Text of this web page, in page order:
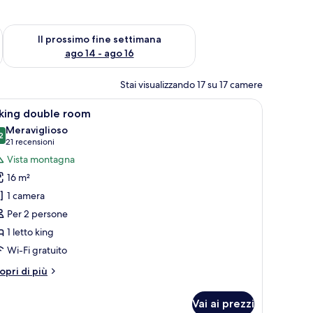
ago 7 - ago 9
Il prossimo fine settimana
ago 14 - ago 16
Verifica la disponibilità per il prossimo fine settimana, ago 14
Stai visualizzando 17 su 17 camere
letto, un divano e un tavolino. Sono presenti finestre con tende, una
Una stanza con un letto, una scrivania, una
7 double room
su 10
Meraviglioso
21 recensioni
(21
recensioni)
Vista montagna
16 m²
1 camera
Per 2 persone
1 letto king
Wi-Fi gratuito
di più
Vai ai prezzi